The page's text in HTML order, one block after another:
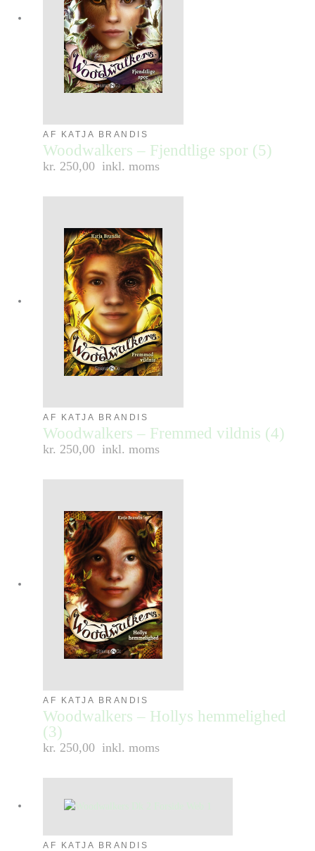
AF KATJA BRANDIS
Woodwalkers – Fjendtlige spor (5)
kr. 250,00 inkl. moms
AF KATJA BRANDIS
Woodwalkers – Fremmed vildnis (4)
kr. 250,00 inkl. moms
AF KATJA BRANDIS
Woodwalkers – Hollys hemmelighed
(3)
kr. 250,00 inkl. moms
AF KATJA BRANDIS